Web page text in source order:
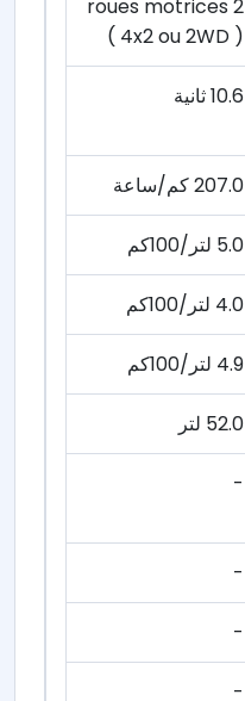
2 roues motrices
( 4x2 ou 2WD )
10.6 ثانية
207.0 كم/ساعة
5.0 لتر/100كم
4.0 لتر/100كم
4.9 لتر/100كم
52.0 لتر
-
-
-
-